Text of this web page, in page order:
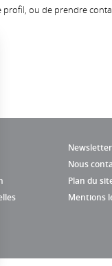
ou de prendre
Nous
Plan du
Mentions